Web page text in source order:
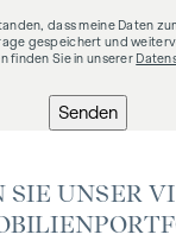
dass meine Daten
gespeichert und
finden Sie in unserer
Senden
SIE UNSER